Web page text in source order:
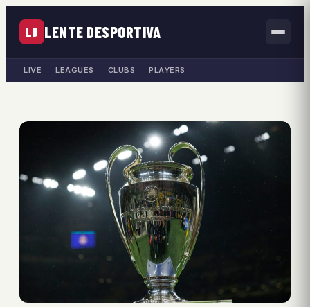
LD LENTE DESPORTIVA
LIVE LEAGUES CLUBS PLAYERS